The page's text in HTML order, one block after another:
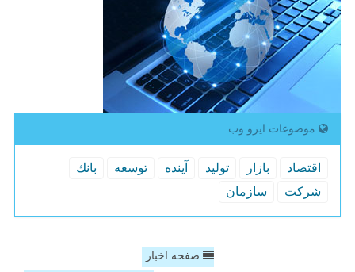
موضوعات ایزو وب
اقتصاد بازار تولید آینده توسعه
بانك
شركت
سازمان
صفحه اخبار